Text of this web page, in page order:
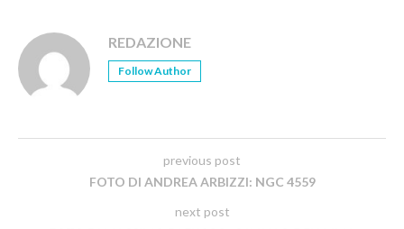
REDAZIONE
Follow Author
previous post
FOTO DI ANDREA ARBIZZI: NGC 4559
next post